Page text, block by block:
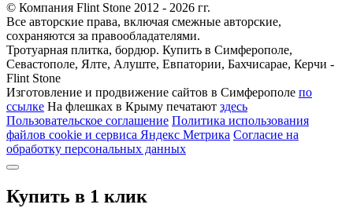
© Компания Flint Stone 2012 - 2026 гг.
Все авторские права, включая смежные авторские,
сохраняются за правообладателями.
Тротуарная плитка, бордюр. Купить в Симферополе,
Севастополе, Ялте, Алуште, Евпатории, Бахчисарае, Керчи -
Flint Stone
Изготовление и продвижение сайтов в Симферополе по
ссылке На флешках в Крыму печатают здесь
Пользовательское соглашение Политика использования
файлов cookie и сервиса Яндекс Метрика Согласие на
обработку персональных данных
Купить в 1 клик